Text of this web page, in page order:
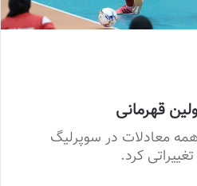
قهرمانی
معادلات در سوپرلیگ
کرد.